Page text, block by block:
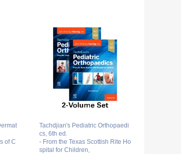
of C
Tachdjian's Pediatric Orthopaedi
cs, 6th ed.
- From the Texas Scottish Rite Ho
spital for Children,